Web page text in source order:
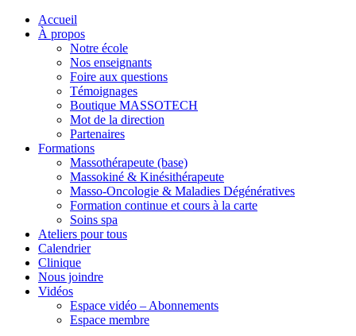
Accueil
À propos
Notre école
Nos enseignants
Foire aux questions
Témoignages
Boutique MASSOTECH
Mot de la direction
Partenaires
Formations
Massothérapeute (base)
Massokiné & Kinésithérapeute
Masso-Oncologie & Maladies Dégénératives
Formation continue et cours à la carte
Soins spa
Ateliers pour tous
Calendrier
Clinique
Nous joindre
Vidéos
Espace vidéo – Abonnements
Espace membre